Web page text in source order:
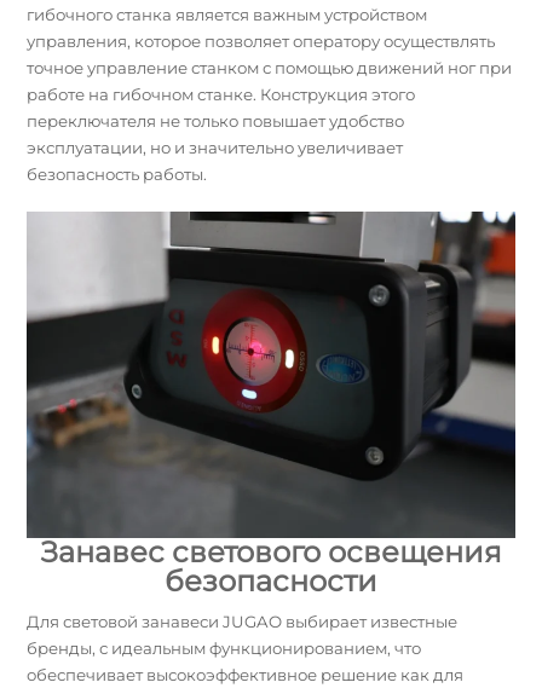
гибочного станка является важным устройством
управления, которое позволяет оператору осуществлять
точное управление станком с помощью движений ног при
работе на гибочном станке. Конструкция этого
переключателя не только повышает удобство
эксплуатации, но и значительно увеличивает
безопасность работы.
Занавес светового освещения
безопасности
Для световой занавеси JUGAO выбирает известные
бренды, с идеальным функционированием, что
обеспечивает высокоэффективное решение как для